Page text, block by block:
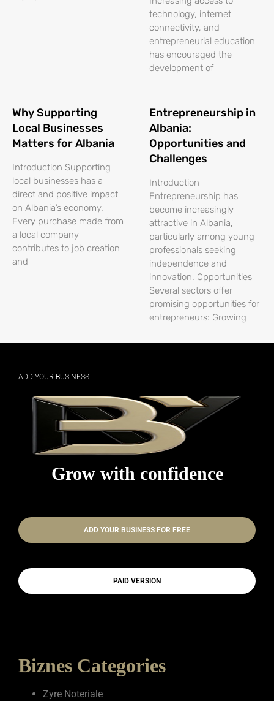
technology, internet
connectivity, and
entrepreneurial education
has encouraged the
development of
Why Supporting
Local Businesses
Matters for Albania
Introduction Supporting
local businesses has a
direct and positive impact
on Albania’s economy.
Every purchase made from
a local company
contributes to job creation
and
Entrepreneurship in
Albania:
Opportunities and
Challenges
Introduction
Entrepreneurship has
become increasingly
attractive in Albania,
particularly among young
professionals seeking
independence and
innovation. Opportunities
Several sectors offer
promising opportunities for
entrepreneurs: Growing
ADD YOUR BUSINESS
Grow with confidence
ADD YOUR BUSINESS FOR FREE
PAID VERSION
Biznes Categories
Zyre Noteriale